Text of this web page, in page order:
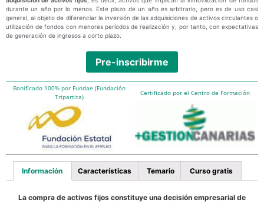
durante un año por lo menos. Este plazo de un año es arbitrario, pero es de uso casi
general, al objeto de diferenciar la inversión de las adquisiciones de activos circulantes o
utilización de fondos con menores períodos de realización y, por tanto, con expectativas
de generación de ingresos a corto plazo.
Pre-inscribirme
Bonificado 100% por Fundae (Fundación
Tripartita)
Certificado por el Centro de Formación
Información Características Temario Curso gratis
La compra de activos fijos constituye una decisión empresarial de